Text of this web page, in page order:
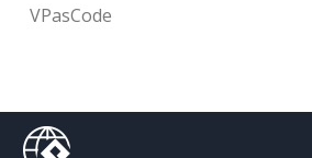
VPasCode